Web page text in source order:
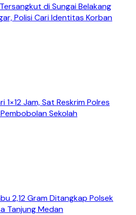
di Sungai Belakang
Polisi Cari Identitas Korban
Jam, Sat Reskrim Polres
Sekolah
2,12 Gram Ditangkap Polsek
Tanjung Medan